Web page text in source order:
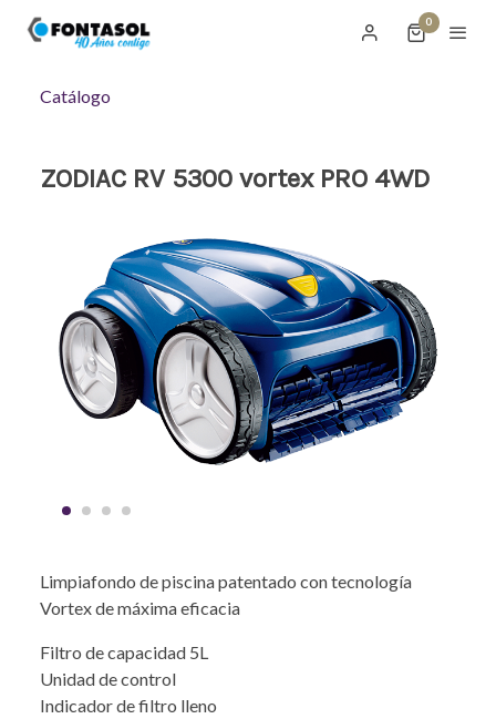
0
Catálogo
ZODIAC RV 5300 vortex PRO 4WD
Limpiafondo de piscina patentado con tecnología
Vortex de máxima eficacia
Filtro de capacidad 5L
Unidad de control
Indicador de filtro lleno